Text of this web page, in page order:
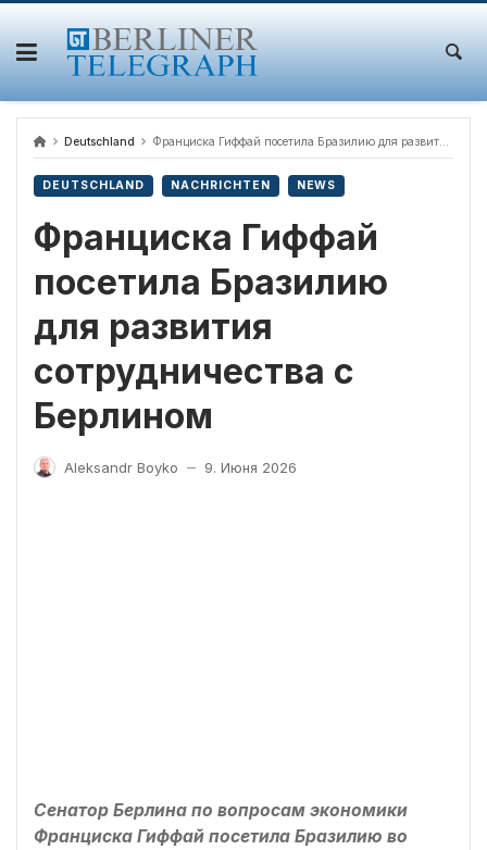
Skip
content
Deutschland Франциска Гиффай посетила Бразилию для развития сотрудничества с Берлином
DEUTSCHLAND NACHRICHTEN NEWS
Франциска Гиффай
посетила Бразилию
для развития
сотрудничества с
Берлином
Aleksandr Boyko — 9. Июня 2026
Сенатор Берлина по вопросам экономики
Франциска Гиффай посетила Бразилию во